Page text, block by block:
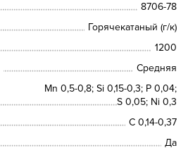
8706-78
Горячекатаный (г/к)
1200
Средняя
Mn 0,5-0,8; Si 0,15-0,3; P 0,04;
S 0,05; Ni 0,3
С 0,14-0,37
Да